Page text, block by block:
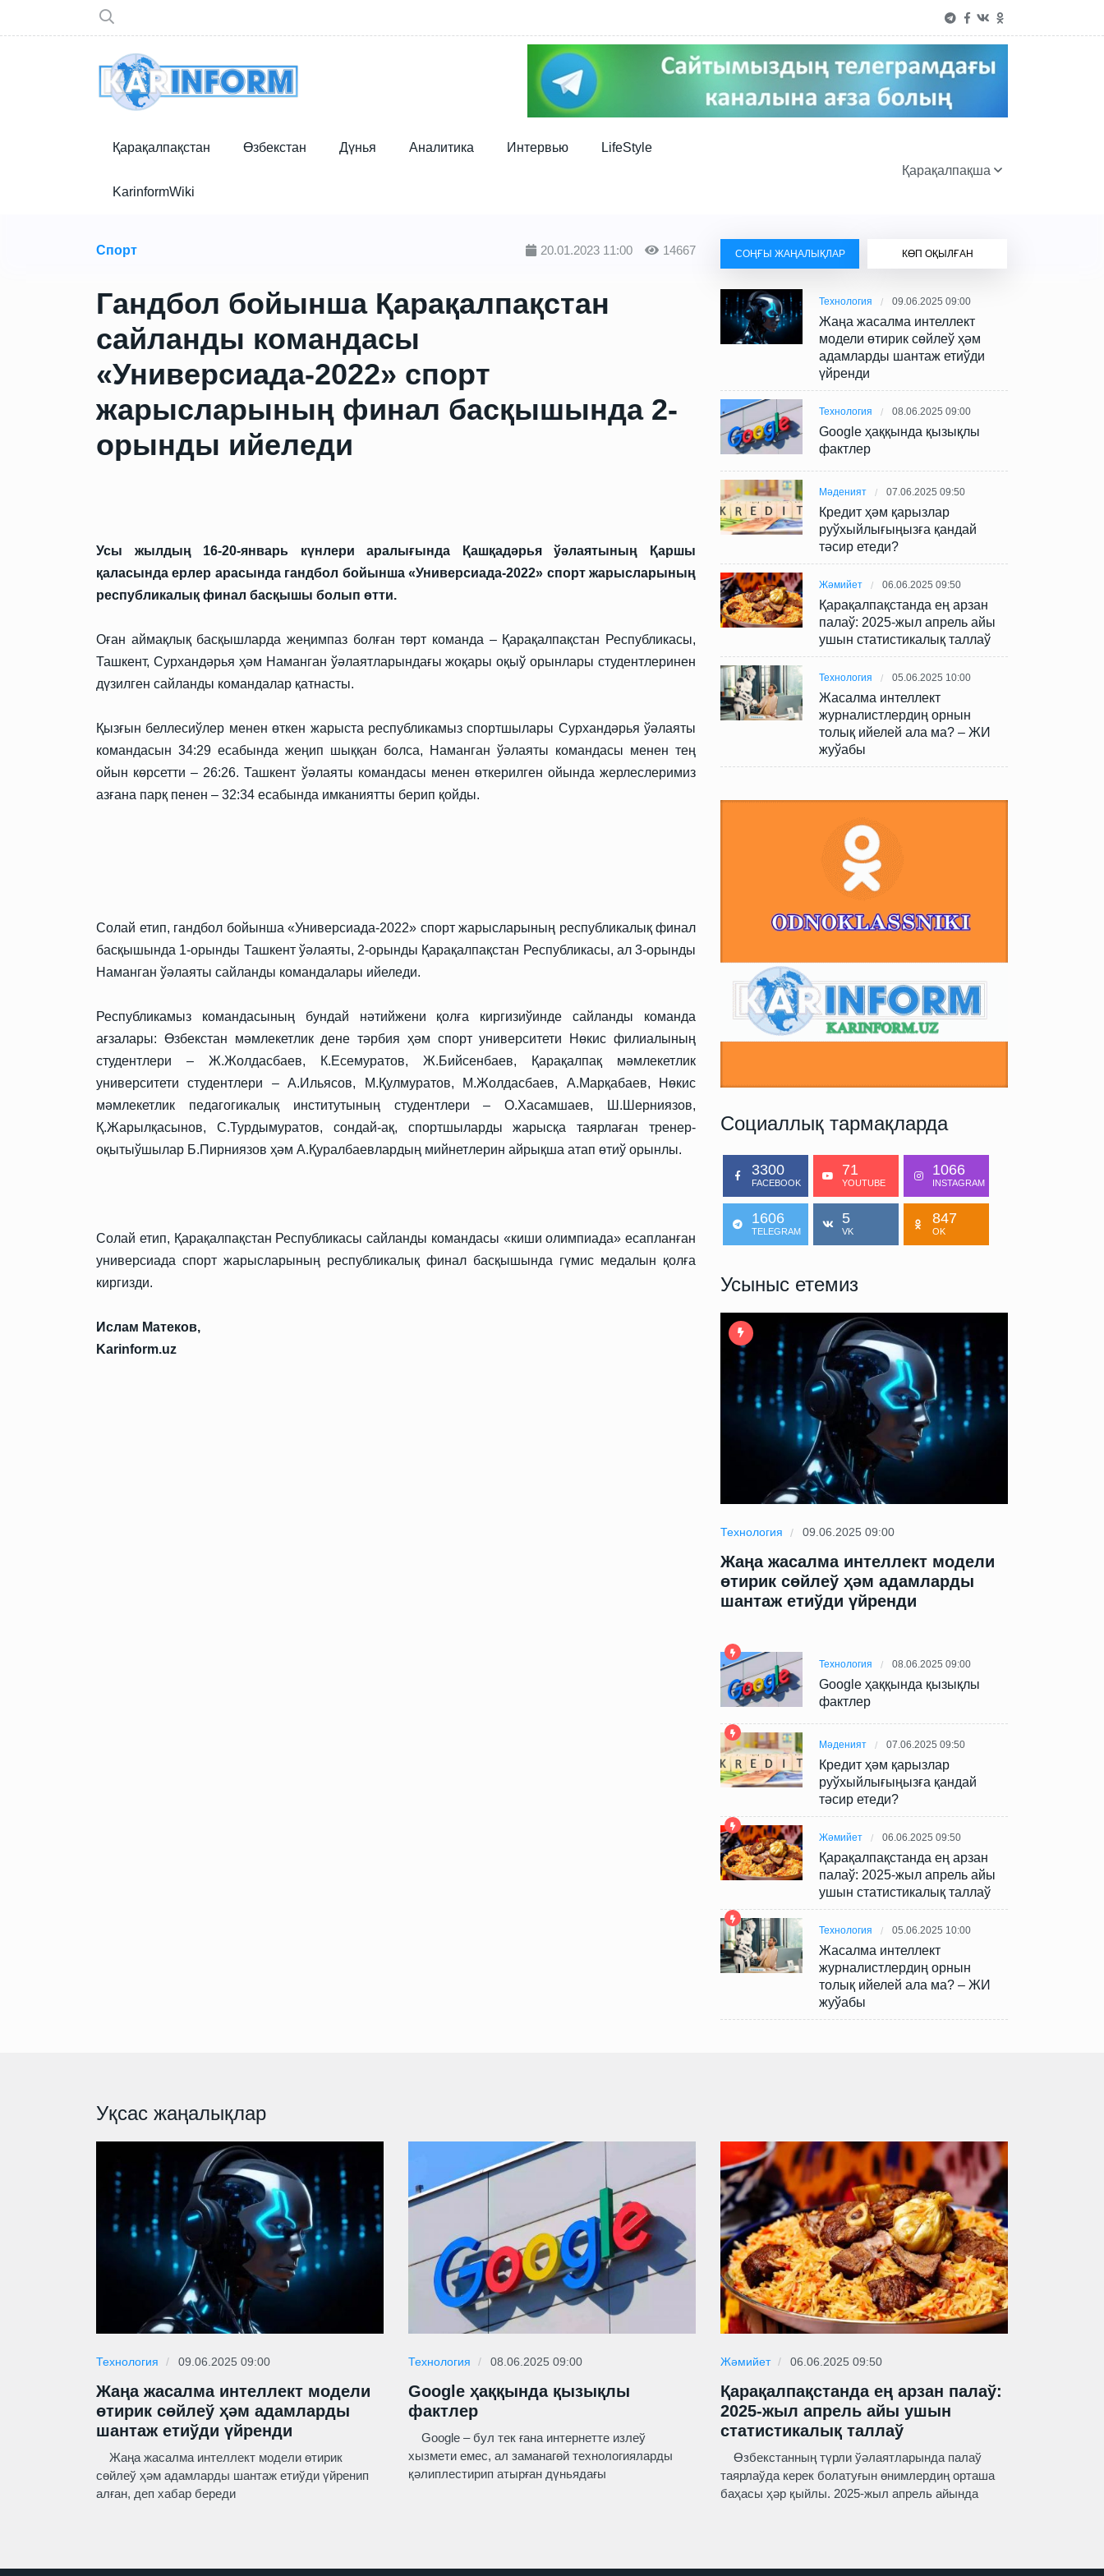
Қарақалпақстан Өзбекстан Дүнья Аналитика Интервью LifeStyle
KarinformWiki
Қарақалпақша
Спорт 20.01.2023 11:00 14667
Гандбол бойынша Қарақалпақстан
сайланды командасы
«Универсиада-2022» спорт
жарысларының финал басқышында 2-
орынды ийеледи
Усы жылдың 16-20-январь күнлери аралығында Қашқадәрья ўәлаятының Қаршы
қаласында ерлер арасында гандбол бойынша «Универсиада-2022» спорт жарысларының
республикалық финал басқышы болып өтти.
Оған аймақлық басқышларда жеңимпаз болған төрт команда – Қарақалпақстан Республикасы,
Ташкент, Сурхандәрья ҳәм Наманган ўәлаятларындағы жоқары оқыў орынлары студентлеринен
дүзилген сайланды командалар қатнасты.
Қызғын беллесиўлер менен өткен жарыста республикамыз спортшылары Сурхандәрья ўәлаяты
командасын 34:29 есабында жеңип шыққан болса, Наманган ўәлаяты командасы менен тең
ойын көрсетти – 26:26. Ташкент ўәлаяты командасы менен өткерилген ойында жерлеслеримиз
азғана парқ пенен – 32:34 есабында имканиятты берип қойды.
Солай етип, гандбол бойынша «Универсиада-2022» спорт жарысларының республикалық финал
басқышында 1-орынды Ташкент ўәлаяты, 2-орынды Қарақалпақстан Республикасы, ал 3-орынды
Наманган ўәлаяты сайланды командалары ийеледи.
Республикамыз командасының бундай нәтийжени қолға киргизиўинде сайланды команда
ағзалары: Өзбекстан мәмлекетлик дене тәрбия ҳәм спорт университети Нөкис филиалының
студентлери – Ж.Жолдасбаев, К.Есемуратов, Ж.Бийсенбаев, Қарақалпақ мәмлекетлик
университети студентлери – А.Ильясов, М.Қулмуратов, М.Жолдасбаев, А.Марқабаев, Нөкис
мәмлекетлик педагогикалық институтының студентлери – О.Хасамшаев, Ш.Шерниязов,
Қ.Жарылқасынов, С.Турдымуратов, сондай-ақ, спортшыларды жарысқа таярлаған тренер-
оқытыўшылар Б.Пирниязов ҳәм А.Қуралбаевлардың мийнетлерин айрықша атап өтиў орынлы.
Солай етип, Қарақалпақстан Республикасы сайланды командасы «киши олимпиада» есапланған
универсиада спорт жарысларының республикалық финал басқышында гүмис медалын қолға
киргизди.
Ислам Матеков,
Karinform.uz
СОҢҒЫ ЖАҢАЛЫҚЛАР КӨП ОҚЫЛҒАН
Технология 09.06.2025 09:00
Жаңа жасалма интеллект
модели өтирик сөйлеў ҳәм
адамларды шантаж етиўди
үйренди
Технология 08.06.2025 09:00
Google ҳаққында қызықлы
фактлер
Мәденият 07.06.2025 09:50
Кредит ҳәм қарызлар
руўхыйлығыңызға қандай
тәсир етеди?
Жәмийет 06.06.2025 09:50
Қарақалпақстанда ең арзан
палаў: 2025-жыл апрель айы
ушын статистикалық таллаў
Технология 05.06.2025 10:00
Жасалма интеллект
журналистлердиң орнын
толық ийелей ала ма? – ЖИ
жуўабы
Социаллық тармақларда
3300
FACEBOOK
71
YOUTUBE
1066
INSTAGRAM
1606
TELEGRAM
5
VK
847
OK
Усыныс етемиз
Технология 09.06.2025 09:00
Жаңа жасалма интеллект модели
өтирик сөйлеў ҳәм адамларды
шантаж етиўди үйренди
Технология 08.06.2025 09:00
Google ҳаққында қызықлы
фактлер
Мәденият 07.06.2025 09:50
Кредит ҳәм қарызлар
руўхыйлығыңызға қандай
тәсир етеди?
Жәмийет 06.06.2025 09:50
Қарақалпақстанда ең арзан
палаў: 2025-жыл апрель айы
ушын статистикалық таллаў
Технология 05.06.2025 10:00
Жасалма интеллект
журналистлердиң орнын
толық ийелей ала ма? – ЖИ
жуўабы
Уқсас жаңалықлар
Технология 09.06.2025 09:00
Жаңа жасалма интеллект модели
өтирик сөйлеў ҳәм адамларды
шантаж етиўди үйренди
Жаңа жасалма интеллект модели өтирик
сөйлеў ҳәм адамларды шантаж етиўди үйренип
алған, деп хабар береди
Технология 08.06.2025 09:00
Google ҳаққында қызықлы
фактлер
Google – бул тек ғана интернетте излеў
хызмети емес, ал заманагөй технологияларды
қәлиплестирип атырған дүньядағы
Жәмийет 06.06.2025 09:50
Қарақалпақстанда ең арзан палаў:
2025-жыл апрель айы ушын
статистикалық таллаў
Өзбекстанның түрли ўәлаятларында палаў
таярлаўда керек болатуғын өнимлердиң орташа
баҳасы ҳәр қыйлы. 2025-жыл апрель айында